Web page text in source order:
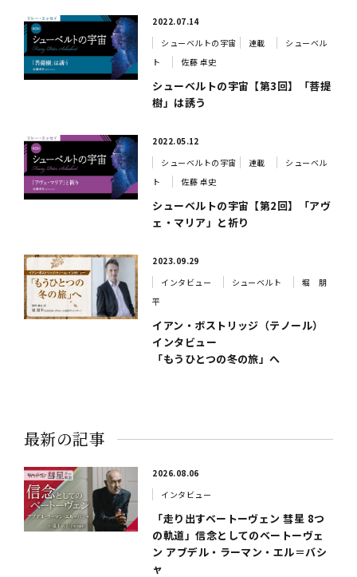
2022.07.14
シューベルトの宇宙
連載
シューベル
ト
佐藤 卓史
シューベルトの宇宙【第3回】「菩提
樹」は誘う
2022.05.12
シューベルトの宇宙
連載
シューベル
ト
佐藤 卓史
シューベルトの宇宙【第2回】「アヴ
ェ・マリア」と祈り
2023.09.29
インタビュー
シューベルト
堀 朋
平
イアン・ボストリッジ（テノール）
インタビュー
「もうひとつの冬の旅」へ
最新の記事
2026.08.06
インタビュー
「走り出すベートーヴェン 彗星 8つ
の軌道」信念としてのベートーヴェ
ン アブデル・ラーマン・エル＝バシ
ャ